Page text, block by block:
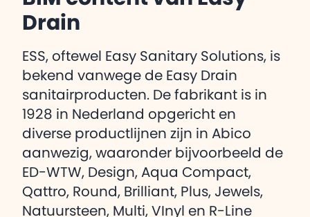
Drain
ESS, oftewel Easy Sanitary Solutions, is
bekend vanwege de Easy Drain
sanitairproducten. De fabrikant is in
1928 in Nederland opgericht en
diverse productlijnen zijn in Abico
aanwezig, waaronder bijvoorbeeld de
ED-WTW, Design, Aqua Compact,
Qattro, Round, Brilliant, Plus, Jewels,
Natuursteen, Multi, VInyl en R-Line